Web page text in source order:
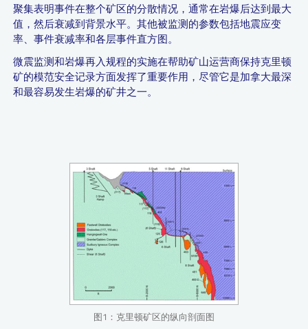
聚集表明事件在整个矿区的分散情况，通常在岩爆后达到最大
值，然后衰减到背景水平。其他被监测的参数包括地震应变
率、事件衰减率和各层事件直方图。
微震监测和岩爆再入规程的实施在帮助矿山运营商保持克里顿
矿的模范安全记录方面发挥了重要作用，尽管它是加拿大最深
和最容易发生岩爆的矿井之一。
图1：克里顿矿区的纵向剖面图